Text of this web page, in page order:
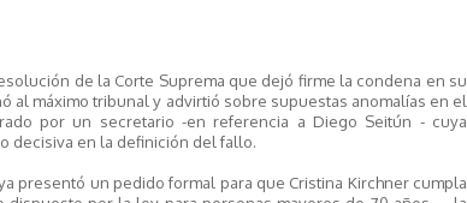
de la Corte Suprema que dejó firme la condena en su
al máximo tribunal y advirtió sobre supuestas anomalías en el
por un secretario -en referencia a Diego Seitún - cuya
decisiva en la definición del fallo.
presentó un pedido formal para que Cristina Kirchner cumpla